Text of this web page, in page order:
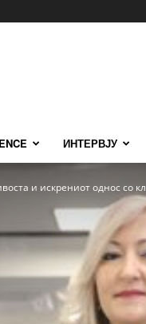
ИНТЕРВЈУ
и искрениот однос со